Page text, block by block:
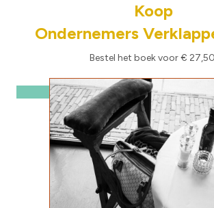
Koop
Ondernemers
Bestel het boek voor €
Klik Hier